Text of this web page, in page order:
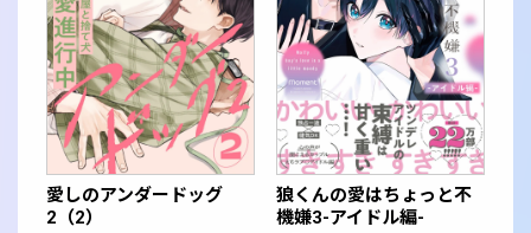
愛しのアンダードッグ
2（2）
狼くんの愛はちょっと不
機嫌3-アイドル編-